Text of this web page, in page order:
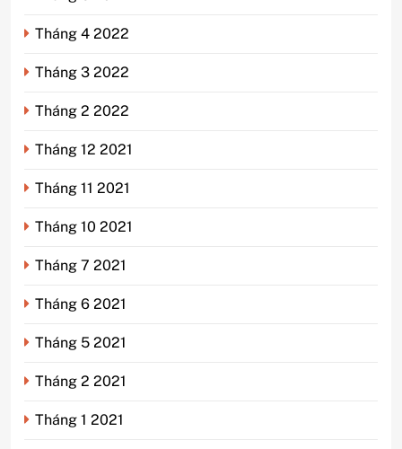
Tháng 4 2022
Tháng 3 2022
Tháng 2 2022
Tháng 12 2021
Tháng 11 2021
Tháng 10 2021
Tháng 7 2021
Tháng 6 2021
Tháng 5 2021
Tháng 2 2021
Tháng 1 2021